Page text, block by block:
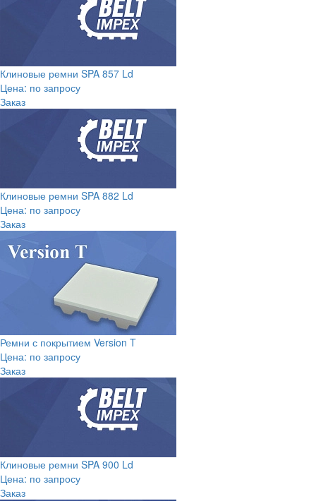
Клиновые ремни SPA 857 Ld
Цена: по запросу
Заказ
Клиновые ремни SPA 882 Ld
Цена: по запросу
Заказ
Ремни с покрытием Version T
Цена: по запросу
Заказ
Клиновые ремни SPA 900 Ld
Цена: по запросу
Заказ